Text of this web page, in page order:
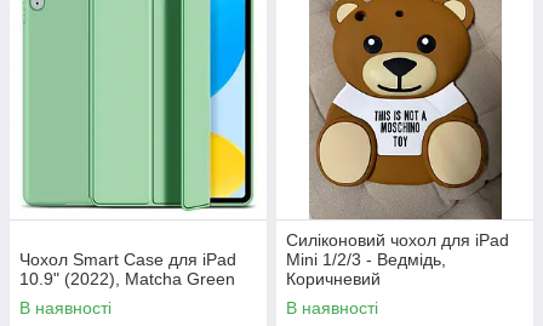
Чохол Smart Case для iPad
10.9" (2022), Matcha Green
В наявності
Силіконовий чохол для iPad
Mini 1/2/3 - Ведмідь,
Коричневий
В наявності